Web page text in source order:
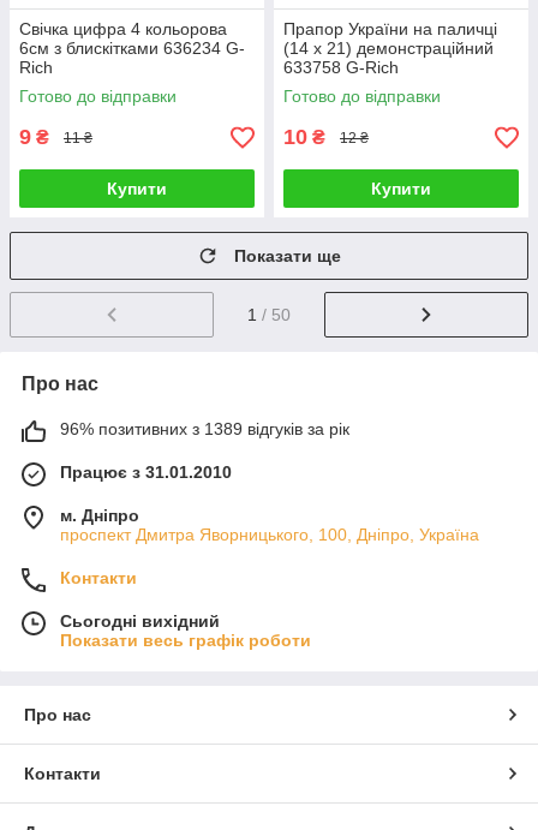
Свічка цифра 4 кольорова
6см з блискітками 636234 G-
Rich
Готово до відправки
9 ₴ 11 ₴
Купити
Прапор України на паличці
(14 х 21) демонстраційний
633758 G-Rich
Готово до відправки
10 ₴ 12 ₴
Купити
Показати ще
1 / 50
Про нас
96% позитивних з 1389 відгуків за рік
Працює з 31.01.2010
м. Дніпро
проспект Дмитра Яворницького, 100, Дніпро, Україна
Контакти
Сьогодні вихідний
Показати весь графік роботи
Про нас
Контакти